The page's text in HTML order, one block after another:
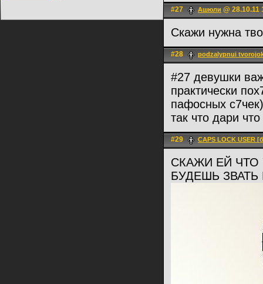
#27 Ашюли @ 28.10.11
Скажи нужна
#28 podzalypnui
#27 девушки
практически
пафосных с7чек)
так что дари
#29 CAPS LOCK USER
СКАЖИ ЕЙ ЧТО
БУДЕШЬ